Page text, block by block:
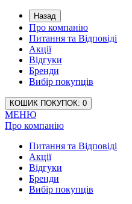
Назад
Про компанію
Питання та Відповіді
Акції
Відгуки
Бренди
Вибір покупців
КОШИК ПОКУПОК: 0
МЕНЮ
Про компанію
Питання та Відповіді
Акції
Відгуки
Бренди
Вибір покупців